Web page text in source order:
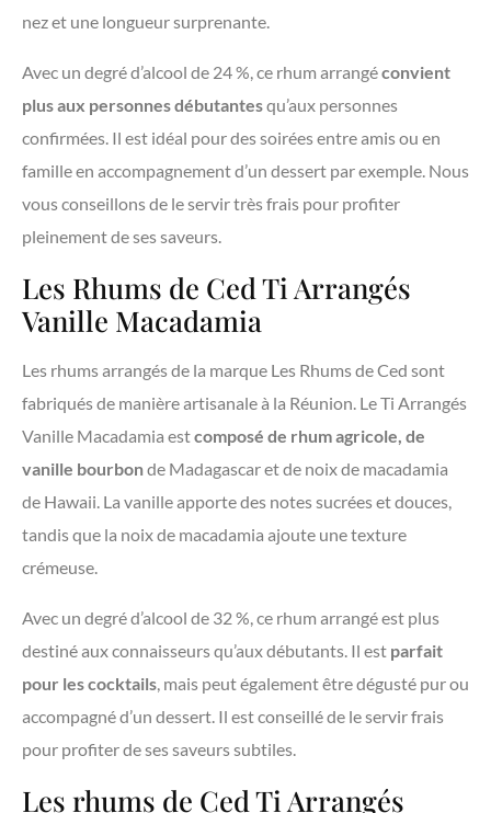
nez et une longueur surprenante.
Avec un degré d’alcool de 24 %, ce rhum arrangéconvient
plus aux personnes débutantesqu’aux personnes
confirmées. Il est idéal pour des soirées entre amis ou en
famille en accompagnement d’un dessert par exemple. Nous
vous conseillons de le servir très frais pour profiter
pleinement de ses saveurs.
Les Rhums de Ced Ti Arrangés
Vanille Macadamia
Les rhums arrangés de la marque Les Rhums de Ced sont
fabriqués de manière artisanale à la Réunion. Le Ti Arrangés
Vanille Macadamia estcomposé de rhum agricole, de
vanille bourbonde Madagascar et de noix de macadamia
de Hawaii. La vanille apporte des notes sucrées et douces,
tandis que la noix de macadamia ajoute une texture
crémeuse.
Avec un degré d’alcool de 32 %, ce rhum arrangé est plus
destiné aux connaisseurs qu’aux débutants. Il est parfait
pour les cocktails, mais peut également être dégusté pur ou
accompagné d’un dessert. Il est conseillé de le servir frais
pour profiter de ses saveurs subtiles.
Les rhums de Ced Ti Arrangés